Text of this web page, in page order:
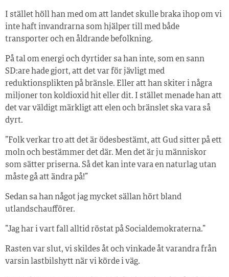
I stället höll han med om att landet skulle braka ihop om vi
inte haft invandrarna som hjälper till med både
transporter och en åldrande befolkning.
På tal om energi och dyrtider sa han inte, som en sann
SD:are hade gjort, att det var för jävligt med
reduktionsplikten på bränsle. Eller att han skiter i några
miljoner ton koldioxid hit eller dit. I stället menade han att
det var väldigt märkligt att elen och bränslet ska vara så
dyrt.
”Folk verkar tro att det är ödesbestämt, att Gud sitter på ett
moln och bestämmer det där. Men det är ju människor
som sätter priserna. Så det kan inte vara en naturlag utan
måste gå att ändra på!”
Sedan sa han något jag mycket sällan hört bland
utlandschaufförer.
”Jag har i vart fall alltid röstat på Socialdemokraterna.”
Rasten var slut, vi skildes åt och vinkade åt varandra från
varsin lastbilshytt när vi körde i väg.